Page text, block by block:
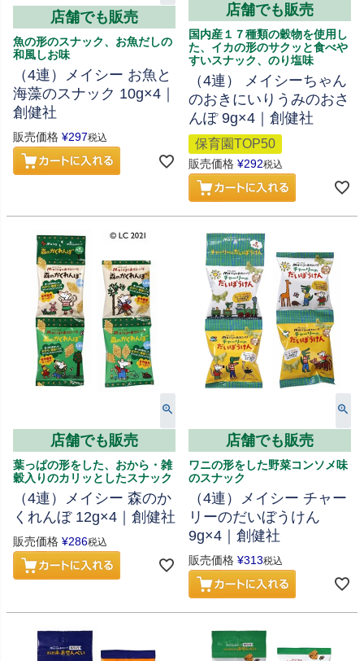
店舗でも販売
魚の形のスナック、お魚だしの
和風しお味
（4連）メイシー お魚と
海藻のスナック 10g×4｜
創健社
販売価格 ¥297税込
店舗でも販売
国内産１７種類の穀物を使用し
た、イカの形のサクッと食べや
すいスナック、のり塩味
（4連） メイシーちゃん
のおきにいりうみのおさ
んぽ 9g×4｜創健社
保育園TOP50
販売価格 ¥292税込
店舗でも販売
葉っぱの形をした、おから・雑
穀入りのカリッとしたスナック
（4連）メイシー 森のか
くれんぼ 12g×4｜創健社
販売価格 ¥286税込
店舗でも販売
ワニの形をした野菜コンソメ味
のスナック
（4連）メイシー チャー
リーのだいぼうけん
9g×4｜創健社
販売価格 ¥313税込